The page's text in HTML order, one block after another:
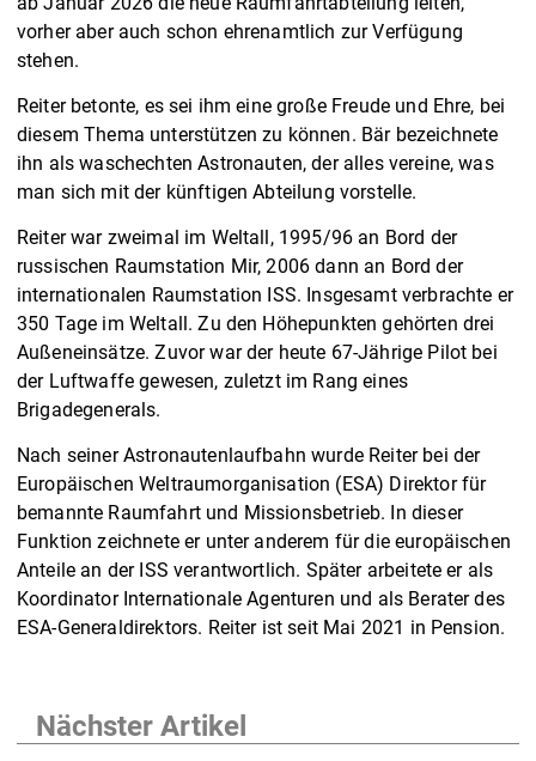
vorher aber auch schon ehrenamtlich zur Verfügung
stehen.
Reiter betonte, es sei ihm eine große Freude und Ehre, bei
diesem Thema unterstützen zu können. Bär bezeichnete
ihn als waschechten Astronauten, der alles vereine, was
man sich mit der künftigen Abteilung vorstelle.
Reiter war zweimal im Weltall, 1995/96 an Bord der
russischen Raumstation Mir, 2006 dann an Bord der
internationalen Raumstation ISS. Insgesamt verbrachte er
350 Tage im Weltall. Zu den Höhepunkten gehörten drei
Außeneinsätze. Zuvor war der heute 67-Jährige Pilot bei
der Luftwaffe gewesen, zuletzt im Rang eines
Brigadegenerals.
Nach seiner Astronautenlaufbahn wurde Reiter bei der
Europäischen Weltraumorganisation (ESA) Direktor für
bemannte Raumfahrt und Missionsbetrieb. In dieser
Funktion zeichnete er unter anderem für die europäischen
Anteile an der ISS verantwortlich. Später arbeitete er als
Koordinator Internationale Agenturen und als Berater des
ESA-Generaldirektors. Reiter ist seit Mai 2021 in Pension.
Nächster Artikel